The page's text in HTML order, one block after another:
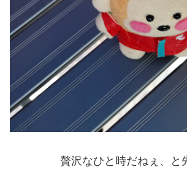
贅沢なひと時だねぇ、と